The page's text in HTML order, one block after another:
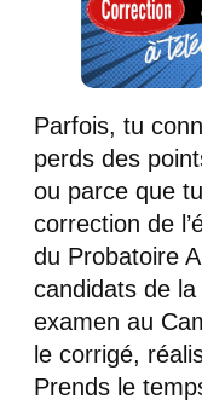
Parfois, tu
perds des
ou parce que
correction de
du Probatoire
candidats de
examen au
le corrigé,
Prends le